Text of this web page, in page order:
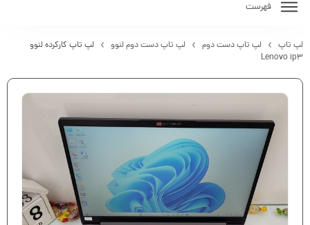
فهرست
لپ تاپ لپ تاپ دست دوم لپ تاپ دست دوم لنوو
لپ تاپ کارکرده لنوو
Lenovo ip3